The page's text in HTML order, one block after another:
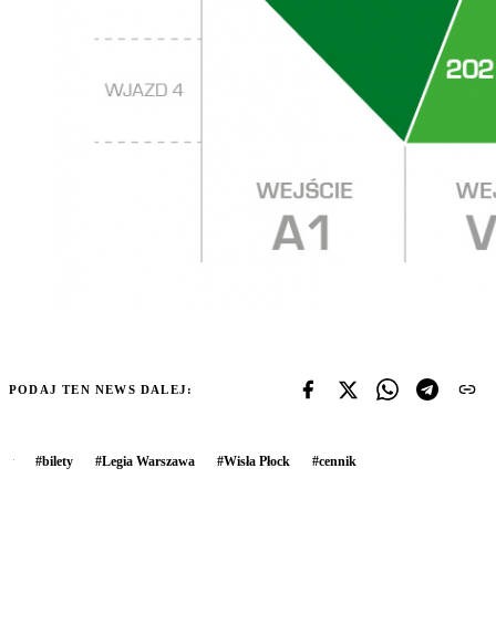
PODAJ TEN NEWS DALEJ:
#bilety #Legia Warszawa #Wisła Płock #cennik